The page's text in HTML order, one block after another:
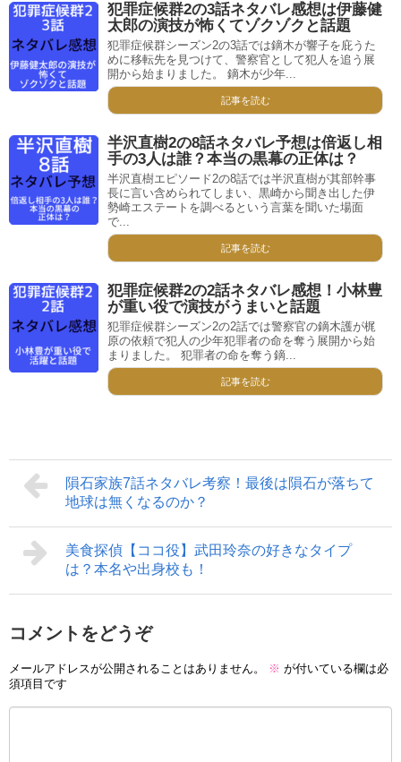
犯罪症候群2の3話ネタバレ感想は伊藤健
太郎の演技が怖くてゾクゾクと話題
犯罪症候群シーズン2の3話では鏑木が響子を庇うた
めに移転先を見つけて、警察官として犯人を追う展
開から始まりました。 鏑木が少年...
記事を読む
半沢直樹2の8話ネタバレ予想は倍返し相
手の3人は誰？本当の黒幕の正体は？
半沢直樹エピソード2の8話では半沢直樹が其部幹事
長に言い含められてしまい、黒崎から聞き出した伊
勢崎エステートを調べるという言葉を聞いた場面
で...
記事を読む
犯罪症候群2の2話ネタバレ感想！小林豊
が重い役で演技がうまいと話題
犯罪症候群シーズン2の2話では警察官の鏑木護が梶
原の依頼で犯人の少年犯罪者の命を奪う展開から始
まりました。 犯罪者の命を奪う鏑...
記事を読む
隕石家族7話ネタバレ考察！最後は隕石が落ちて
地球は無くなるのか？
美食探偵【ココ役】武田玲奈の好きなタイプ
は？本名や出身校も！
コメントをどうぞ
メールアドレスが公開されることはありません。 ※ が付いている欄は必
須項目です